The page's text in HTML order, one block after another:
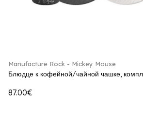
Manufacture Rock - Mickey Mouse
Блюдце к кофейной/чайной чашке,
87.00€